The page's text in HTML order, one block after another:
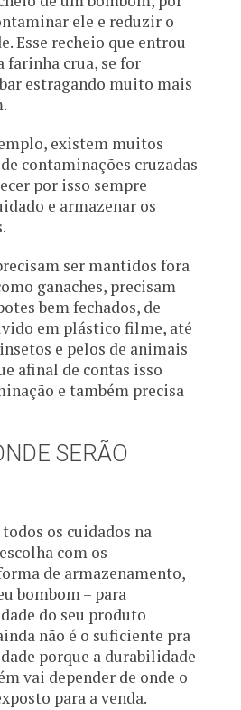
ele e reduzir o
Esse recheio que entrou
farinha crua, se for
estragando muito mais
existem muitos
contaminações cruzadas
por isso sempre
e armazenar os
ser mantidos fora
ganaches, precisam
bem fechados, de
em plástico filme, até
e pelos de animais
afinal de contas isso
e também precisa
SERÃO
os cuidados na
com os
de armazenamento,
bombom – para
do seu produto
não é o suficiente pra
porque a durabilidade
vai depender de onde o
para a venda.